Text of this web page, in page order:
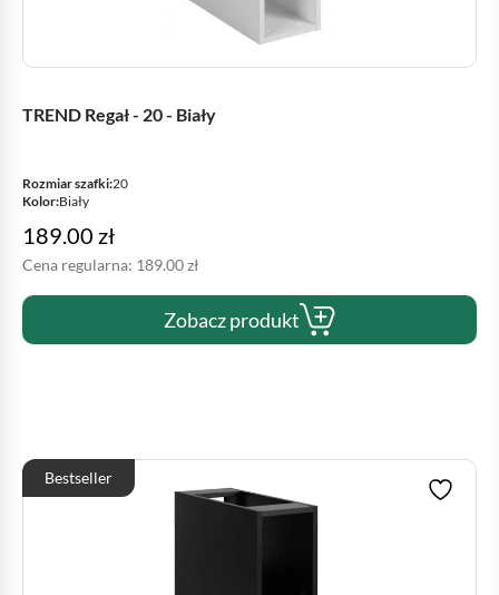
TREND Regał - 20 - Biały
Rozmiar szafki:20
Kolor:Biały
189.00 zł
Cena regularna: 189.00zł
Zobacz produkt
Bestseller